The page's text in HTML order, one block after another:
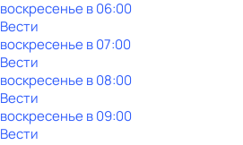
воскресенье в06:00
Вести
воскресенье в07:00
Вести
воскресенье в08:00
Вести
воскресенье в09:00
Вести